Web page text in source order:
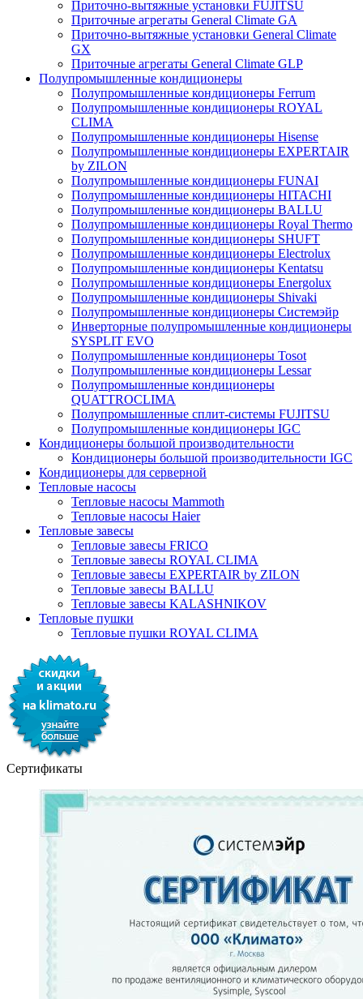
Приточно-вытяжные установки FUJITSU
Приточные агрегаты General Climate GA
Приточно-вытяжные установки General Climate
GX
Приточные агрегаты General Climate GLP
Полупромышленные кондиционеры
Полупромышленные кондиционеры Ferrum
Полупромышленные кондиционеры ROYAL
CLIMA
Полупромышленные кондиционеры Hisense
Полупромышленные кондиционеры EXPERTAIR
by ZILON
Полупромышленные кондиционеры FUNAI
Полупромышленные кондиционеры HITACHI
Полупромышленные кондиционеры BALLU
Полупромышленные кондиционеры Royal Thermo
Полупромышленные кондиционеры SHUFT
Полупромышленные кондиционеры Electrolux
Полупромышленные кондиционеры Kentatsu
Полупромышленные кондиционеры Energolux
Полупромышленные кондиционеры Shivaki
Полупромышленные кондиционеры Системэйр
Инверторные полупромышленные кондиционеры
SYSPLIT EVO
Полупромышленные кондиционеры Tosot
Полупромышленные кондиционеры Lessar
Полупромышленные кондиционеры
QUATTROCLIMA
Полупромышленные сплит-системы FUJITSU
Полупромышленные кондиционеры IGC
Кондиционеры большой производительности
Кондиционеры большой производительности IGC
Кондиционеры для серверной
Тепловые насосы
Тепловые насосы Mammoth
Тепловые насосы Haier
Тепловые завесы
Тепловые завесы FRICO
Тепловые завесы ROYAL CLIMA
Тепловые завесы EXPERTAIR by ZILON
Тепловые завесы BALLU
Тепловые завесы KALASHNIKOV
Тепловые пушки
Тепловые пушки ROYAL CLIMA
Сертификаты